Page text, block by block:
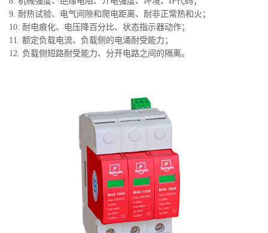
9. 耐热试验、电气间隙和爬电距离、耐非正常热和火；
10. 耐电痕化、电压降百分比、状态指示器动作；
11. 额定负载电流、负载侧的电涌耐受能力；
12. 负载侧短路耐受能力、分开电路之间的隔离。